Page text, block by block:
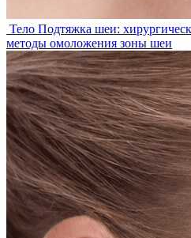
Тело Подтяжка шеи:
методы омоложения зоны шеи